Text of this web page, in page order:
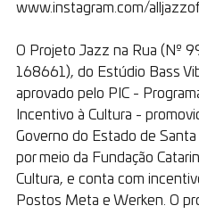
www.instagram.com/
O Projeto Jazz na Rua (Nº
168661), do Estúdio Bass
aprovado pelo PIC -
Incentivo à Cultura -
Governo do Estado de Santa
por meio da Fundação
Cultura, e conta com
Postos Meta e Werken. O